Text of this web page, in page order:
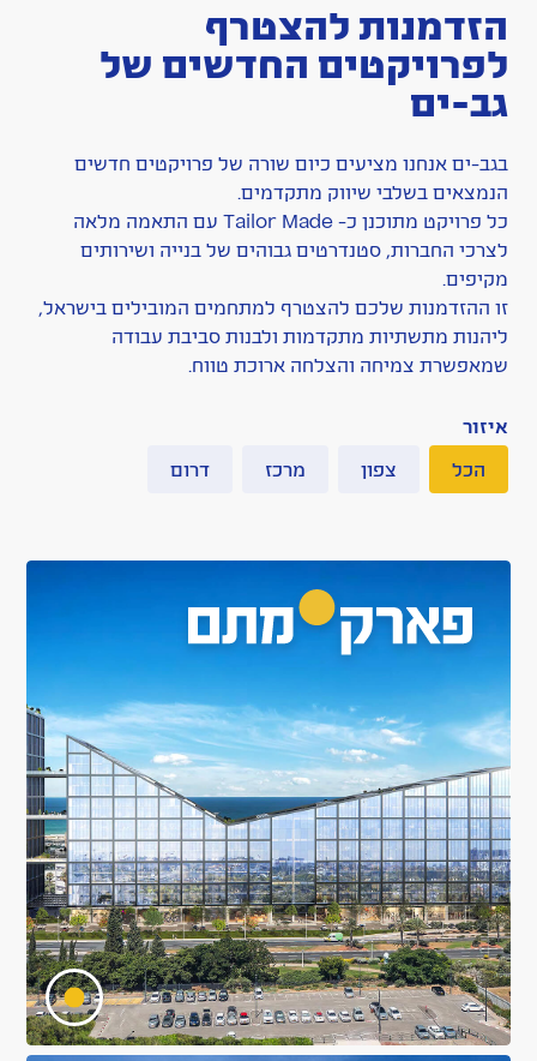
הזדמנות להצטרף
לפרויקטים החדשים של
גב-ים
בגב-ים אנחנו מציעים כיום שורה של פרויקטים חדשים
הנמצאים בשלבי שיווק מתקדמים.
כל פרויקט מתוכנן כ- Tailor Made עם התאמה מלאה
לצרכי החברות, סטנדרטים גבוהים של בנייה ושירותים
מקיפים.
זו ההזדמנות שלכם להצטרף למתחמים המובילים בישראל,
ליהנות מתשתיות מתקדמות ולבנות סביבת עבודה
שמאפשרת צמיחה והצלחה ארוכת טווח.
איזור
הכל
צפון מרכז דרום